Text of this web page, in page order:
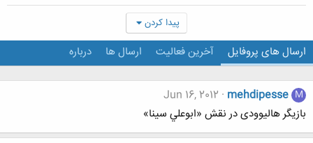
پیدا کردن
ارسال های پروفایل آخرین فعالیت ارسال ها درباره
M
mehdipesse
Jun 16, 2012
بازیگر هالیوودی در نقش «ابوعلي سينا»